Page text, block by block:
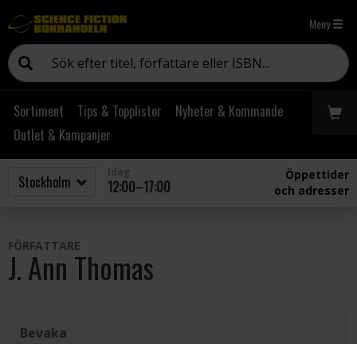
Meny
Sortiment Tips & Topplistor
Nyheter & Kommande
Outlet & Kampanjer
12:00–17:00
Öppettider
och adresser
FÖRFATTARE
J. Ann Thomas
Bevaka